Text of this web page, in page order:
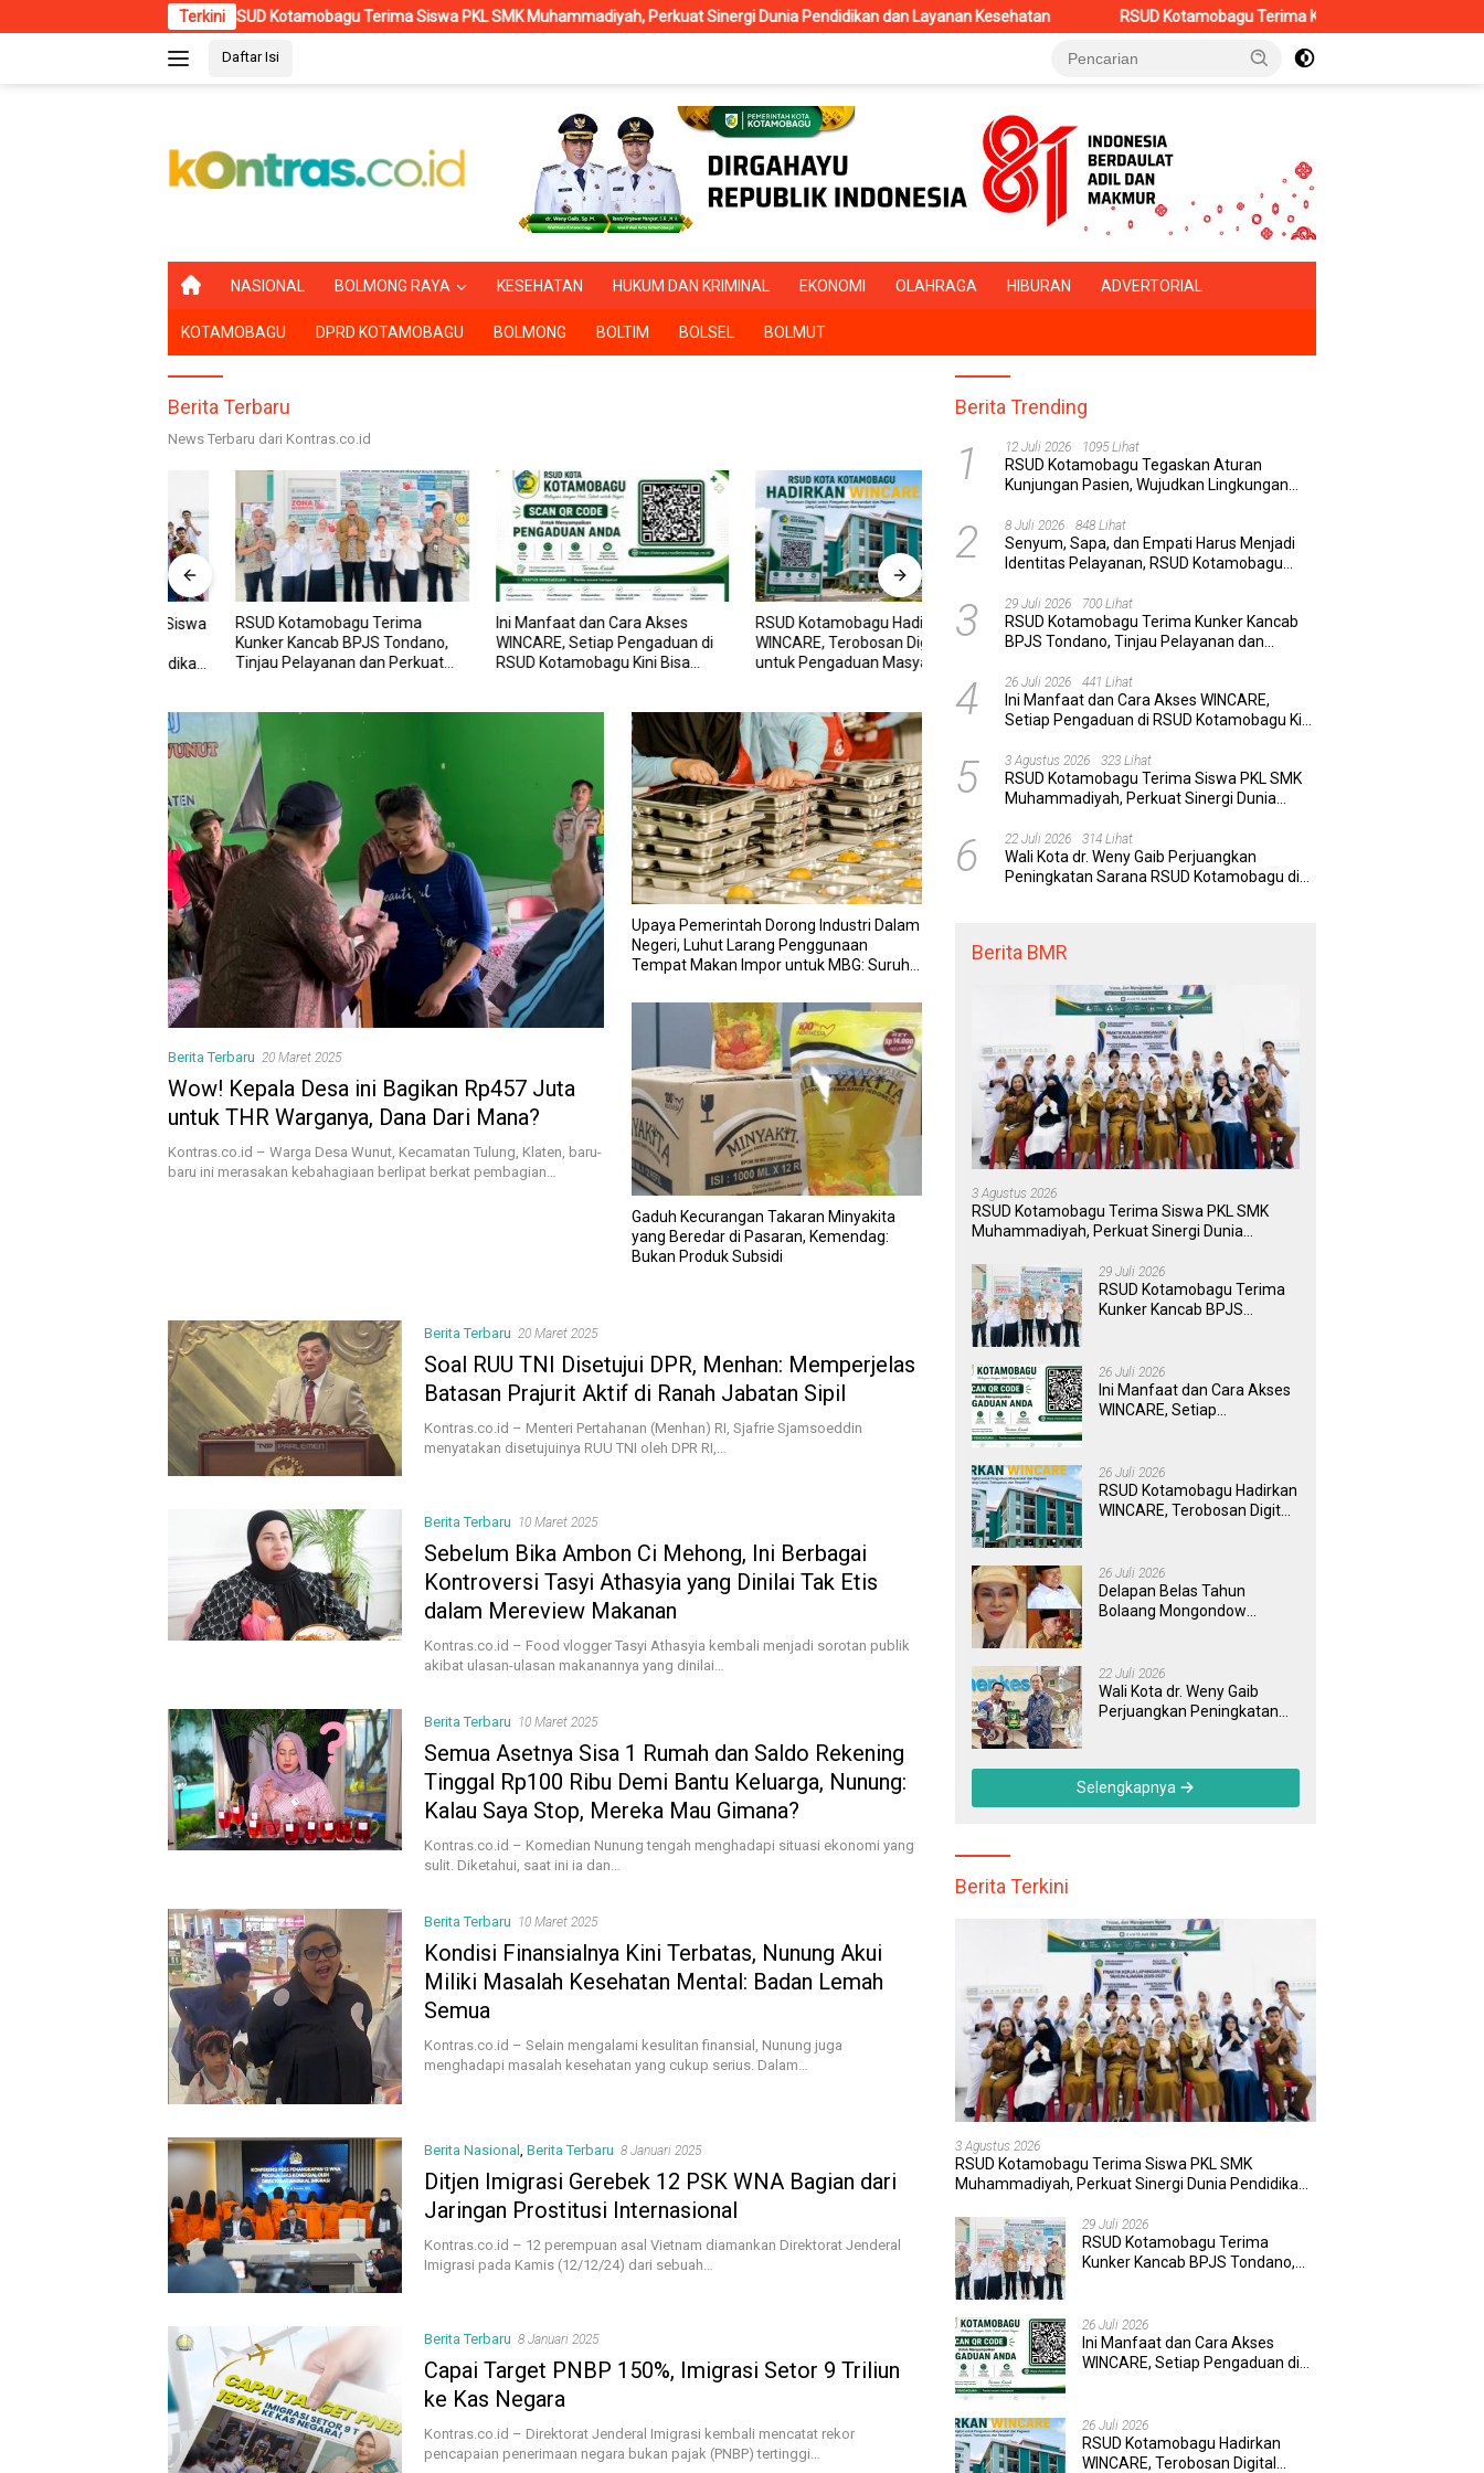
ke
Terkini
RSUD Kotamobagu Terima Siswa PKL SMK Muhammadiyah, Perkuat Sinergi Dunia Pendidikan dan Layanan Kesehatan RSUD Kotamobagu Terima Kunker Kancab BPJS Tondano, Tinjau
Daftar Isi
B
R
A
D
A
NASIONAL BOLMONG RAYA KESEHATAN HUKUM DAN KRIMINAL EKONOMI OLAHRAGA HIBURAN ADVERTORIAL
KOTAMOBAGU DPRD KOTAMOBAGU BOLMONG BOLTIM BOLSEL BOLMUT
Berita Terbaru
News Terbaru dari Kontras.co.id
RSUD Kotamobagu Terima
Kunker Kancab BPJS Tondano,
Tinjau Pelayanan dan Perkuat
Ini Manfaat dan Cara Akses
WINCARE, Setiap Pengaduan di
RSUD Kotamobagu Kini Bisa
RSUD Kotamobagu Hadirkan
WINCARE, Terobosan Digital
untuk Pengaduan Masyarakat
Delapan Belas Tahun Bolaang
Mongondow Selatan: Jejak
Sebuah Daerah yang Menolak
Tertinggal
Wali Kota dr. Weny Gaib
Perjuangkan Peningkatan
Kesehatan yang Lebih Modern
Berita Terbaru 20 Maret 2025
Wow! Kepala Desa ini Bagikan Rp457 Juta
untuk THR Warganya, Dana Dari Mana?
Kontras.co.id – Warga Desa Wunut, Kecamatan Tulung, Klaten, baru-
baru ini merasakan kebahagiaan berlipat berkat pembagian…
Upaya Pemerintah Dorong Industri Dalam
Negeri, Luhut Larang Penggunaan
Tempat Makan Impor untuk MBG: Suruh
Gaduh Kecurangan Takaran Minyakita
yang Beredar di Pasaran, Kemendag:
Bukan Produk Subsidi
Berita Terbaru 20 Maret 2025
Soal RUU TNI Disetujui DPR, Menhan: Memperjelas
Batasan Prajurit Aktif di Ranah Jabatan Sipil
Kontras.co.id – Menteri Pertahanan (Menhan) RI, Sjafrie Sjamsoeddin
menyatakan disetujuinya RUU TNI oleh DPR RI,…
Berita Terbaru 10 Maret 2025
Sebelum Bika Ambon Ci Mehong, Ini Berbagai
Kontroversi Tasyi Athasyia yang Dinilai Tak Etis
dalam Mereview Makanan
Kontras.co.id – Food vlogger Tasyi Athasyia kembali menjadi sorotan publik
akibat ulasan-ulasan makanannya yang dinilai…
Berita Terbaru 10 Maret 2025
Semua Asetnya Sisa 1 Rumah dan Saldo Rekening
Tinggal Rp100 Ribu Demi Bantu Keluarga, Nunung:
Kalau Saya Stop, Mereka Mau Gimana?
Kontras.co.id – Komedian Nunung tengah menghadapi situasi ekonomi yang
sulit. Diketahui, saat ini ia dan…
Berita Terbaru 10 Maret 2025
Kondisi Finansialnya Kini Terbatas, Nunung Akui
Miliki Masalah Kesehatan Mental: Badan Lemah
Semua
Kontras.co.id – Selain mengalami kesulitan finansial, Nunung juga
menghadapi masalah kesehatan yang cukup serius. Dalam…
Berita Nasional , Berita Terbaru 8 Januari 2025
Ditjen Imigrasi Gerebek 12 PSK WNA Bagian dari
Jaringan Prostitusi Internasional
Kontras.co.id – 12 perempuan asal Vietnam diamankan Direktorat Jenderal
Imigrasi pada Kamis (12/12/24) dari sebuah…
Berita Terbaru 8 Januari 2025
Capai Target PNBP 150%, Imigrasi Setor 9 Triliun
ke Kas Negara
Kontras.co.id – Direktorat Jenderal Imigrasi kembali mencatat rekor
pencapaian penerimaan negara bukan pajak (PNBP) tertinggi…
Berita Trending
1 12 Juli 2026 1095 Lihat
RSUD Kotamobagu Tegaskan Aturan
Kunjungan Pasien, Wujudkan Lingkungan
Berkualitas
2 8 Juli 2026 848 Lihat
Senyum, Sapa, dan Empati Harus Menjadi
Identitas Pelayanan, RSUD Kotamobagu
3 29 Juli 2026 700 Lihat
RSUD Kotamobagu Terima Kunker Kancab
BPJS Tondano, Tinjau Pelayanan dan
4 26 Juli 2026 441 Lihat
Ini Manfaat dan Cara Akses WINCARE,
Setiap Pengaduan di RSUD Kotamobagu Kini
5 3 Agustus 2026 323 Lihat
RSUD Kotamobagu Terima Siswa PKL SMK
Muhammadiyah, Perkuat Sinergi Dunia
6 22 Juli 2026 314 Lihat
Wali Kota dr. Weny Gaib Perjuangkan
Peningkatan Sarana RSUD Kotamobagu di
Berita BMR
3 Agustus 2026
RSUD Kotamobagu Terima Siswa PKL SMK
Muhammadiyah, Perkuat Sinergi Dunia
29 Juli 2026
RSUD Kotamobagu Terima
Kunker Kancab BPJS
Wujudkan UHC
26 Juli 2026
Ini Manfaat dan Cara Akses
WINCARE, Setiap
Dipantau Dan Ditangani
dengan Tuntas
26 Juli 2026
RSUD Kotamobagu Hadirkan
WINCARE, Terobosan Digital
yang Cepat, Transparan, dan
Responsif
26 Juli 2026
Delapan Belas Tahun
Bolaang Mongondow
Sebuah Daerah yang
Menolak Tertinggal
22 Juli 2026
Wali Kota dr. Weny Gaib
Perjuangkan Peningkatan
Pelayanan Kesehatan yang
Lebih Modern
Selengkapnya
Berita Terkini
3 Agustus 2026
RSUD Kotamobagu Terima Siswa PKL SMK
Muhammadiyah, Perkuat Sinergi Dunia Pendidikan
29 Juli 2026
RSUD Kotamobagu Terima
Kunker Kancab BPJS Tondano,
26 Juli 2026
Ini Manfaat dan Cara Akses
WINCARE, Setiap Pengaduan di
Tuntas
26 Juli 2026
RSUD Kotamobagu Hadirkan
WINCARE, Terobosan Digital